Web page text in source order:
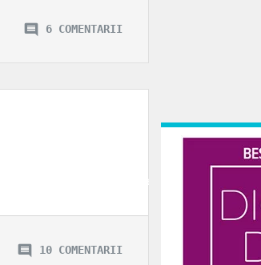
6 COMENTARII
Oscar. Covorul rosu, super-staruri, arta,
10 COMENTARII